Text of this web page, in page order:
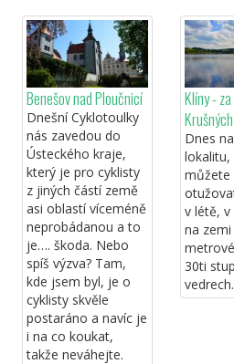
Benešov nad Ploučnicí
Dnešní Cyklotoulky
nás zavedou do
Ústeckého kraje,
který je pro cyklisty
z jiných částí země
asi oblastí víceméně
neprobádanou a to
je…. škoda. Nebo
spíš výzva? Tam,
kde jsem byl, je o
cyklisty skvěle
postaráno a navíc je
i na co koukat,
takže neváhejte.
Klíny -
Dnes
lokalitu,
můžete
v létě, v
na zemi
30ti
vedrech.